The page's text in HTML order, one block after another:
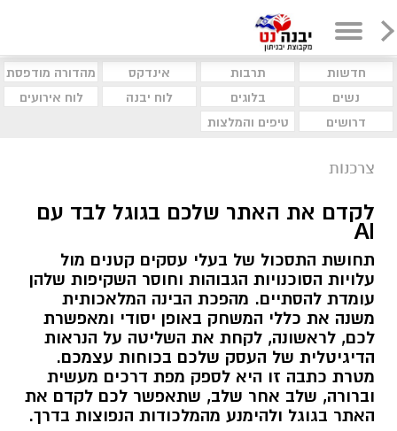
חדשות תרבות אינדקס
מהדורה מודפסת
נשים
בלוגים לוח יבנה
לוח אירועים
דרושים
טיפים והמלצות
צרכנות
לקדם את האתר שלכם בגוגל לבד עם
AI
תחושת התסכול של בעלי עסקים קטנים מול
עלויות הסוכנויות הגבוהות וחוסר השקיפות שלהן
עומדת להסתיים. מהפכת הבינה המלאכותית
משנה את כללי המשחק באופן יסודי ומאפשרת
לכם, לראשונה, לקחת את השליטה על הנראות
הדיגיטלית של העסק שלכם בכוחות עצמכם.
מטרת כתבה זו היא לספק מפת דרכים מעשית
וברורה, שלב אחר שלב, שתאפשר לכם לקדם את
האתר בגוגל ולהימנע מהמלכודות הנפוצות בדרך.